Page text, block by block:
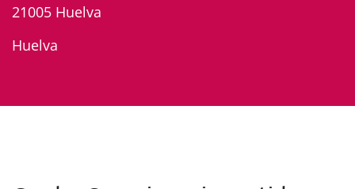
21005 Huelva
Huelva